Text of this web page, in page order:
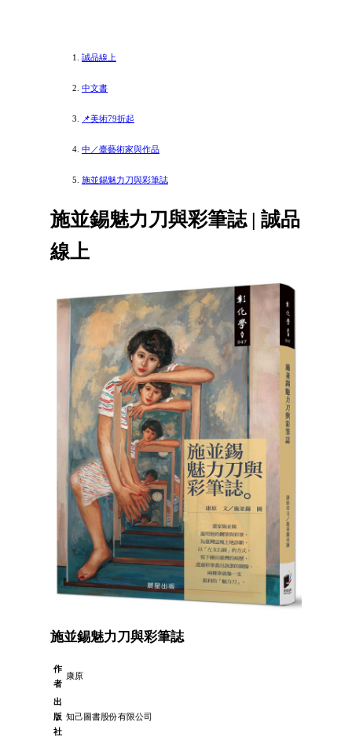
誠品線上
中文書
📌美術79折起
中／臺藝術家與作品
施並錫魅力刀與彩筆誌
施並錫魅力刀與彩筆誌 | 誠品
線上
施並錫魅力刀與彩筆誌
作
者
康原
出
版
社
知己圖書股份有限公司